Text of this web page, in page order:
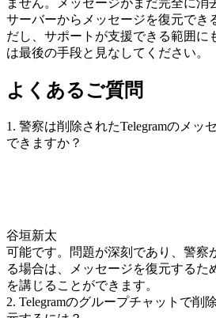
ません。メッセージがまだ完全に消
サーバーからメッセージを復元でき
だし、サポートが支援できる範囲に
は最後の手段と見なしてください。
よくあるご質問
1. 警察は削除されたTelegramのメッ
できますか？
谷垣新太
可能です。問題が深刻であり、警察
る場合は、メッセージを復元するた
を講じることができます。
2. Telegramのグループチャットで削